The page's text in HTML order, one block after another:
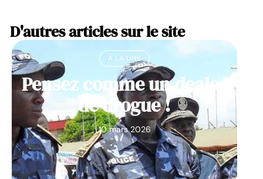
D'autres articles sur le site
À LA UNE
Pensez comme un dealer
de drogue !
10 mars 2026